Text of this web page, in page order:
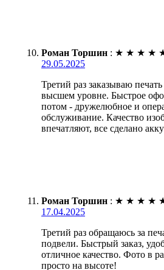
Роман Торшин : ★ ★ ★ ★
29.05.2025
Третий раз заказываю
высшем уровне. Быстрое
потом - дружелюбное и
обслуживание. Качество
впечатляют, все сделано
Роман Торшин : ★ ★ ★ ★
17.04.2025
Третий раз обращаюсь за
подвели. Быстрый заказ,
отличное качество. Фото в
просто на высоте!